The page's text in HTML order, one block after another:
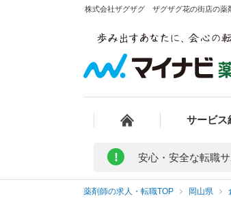
株式会社ザグザグ ザグザグ花の街店の薬
サービス
! 安心・安全な転職
薬剤師の求人・転職TOP 岡山県